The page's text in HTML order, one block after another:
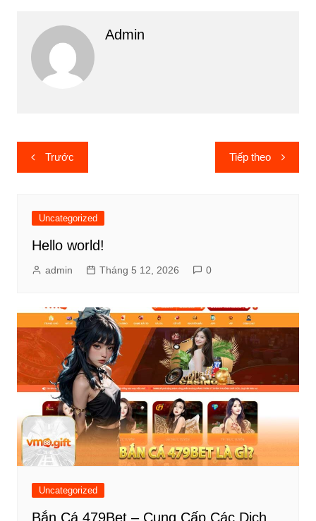
Admin
Điều
hướng
viết
Trước Tiếp theo
Uncategorized
Hello world!
admin Tháng 5 12, 2026 0
Uncategorized
Bắn Cá 479Bet – Cung Cấp Các Dịch